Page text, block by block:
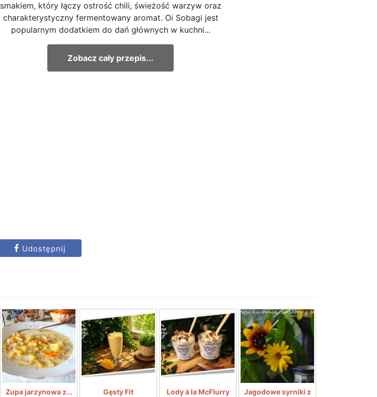
smakiem, który łączy ostrość chili, świeżość warzyw oraz
charakterystyczny fermentowany aromat. Oi Sobagi jest
popularnym dodatkiem do dań głównych w kuchni...
Zobacz cały przepis...
Udostępnij
Zupa jarzynowa z...
Gęsty Fit
Lody à la McFlurry
Jagodowe syrniki z